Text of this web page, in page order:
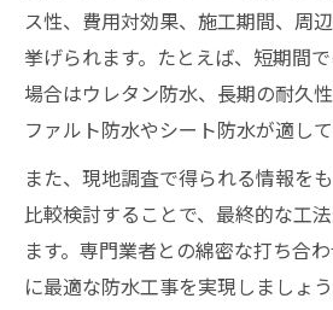
ス性、費用対効果、施工期間、周
挙げられます。たとえば、短期間
場合はウレタン防水、長期の耐久
ファルト防水やシート防水が適して
また、現地調査で得られる情報を
比較検討することで、最終的な工
ます。専門業者との綿密な打ち合
に最適な防水工事を実現しましょう